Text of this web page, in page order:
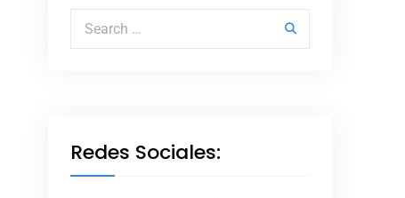
Search for:
Redes Sociales: